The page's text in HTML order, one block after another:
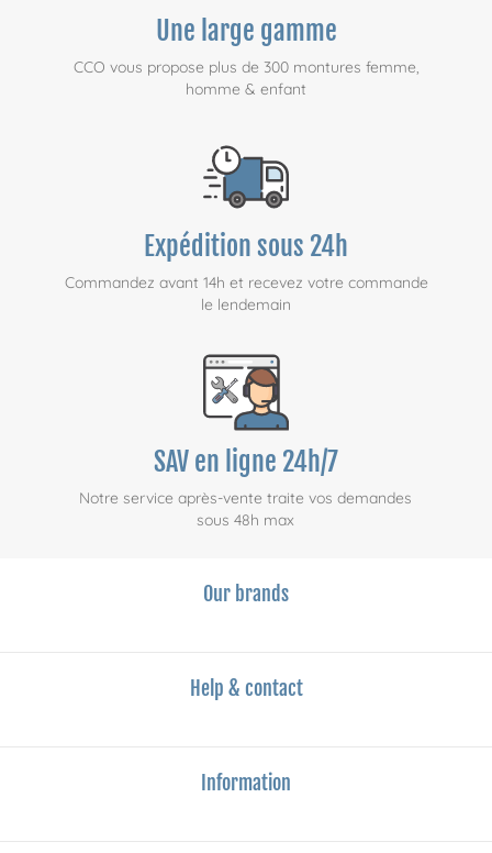
Une large gamme
CCO vous propose plus de 300 montures femme,
homme & enfant
Expédition sous 24h
Commandez avant 14h et recevez votre commande
le lendemain
SAV en ligne 24h/7
Notre service après-vente traite vos demandes
sous 48h max
Our brands
Help & contact
Information